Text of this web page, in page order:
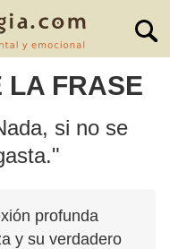
LA FRASE
si no se
profunda
y su verdadero